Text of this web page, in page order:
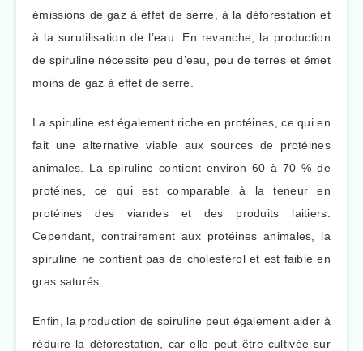
émissions de gaz à effet de serre, à la déforestation et
à la surutilisation de l’eau. En revanche, la production
de spiruline nécessite peu d’eau, peu de terres et émet
moins de gaz à effet de serre.
La spiruline est également riche en protéines, ce qui en
fait une alternative viable aux sources de protéines
animales. La spiruline contient environ 60 à 70 % de
protéines, ce qui est comparable à la teneur en
protéines des viandes et des produits laitiers.
Cependant, contrairement aux protéines animales, la
spiruline ne contient pas de cholestérol et est faible en
gras saturés.
Enfin, la production de spiruline peut également aider à
réduire la déforestation, car elle peut être cultivée sur